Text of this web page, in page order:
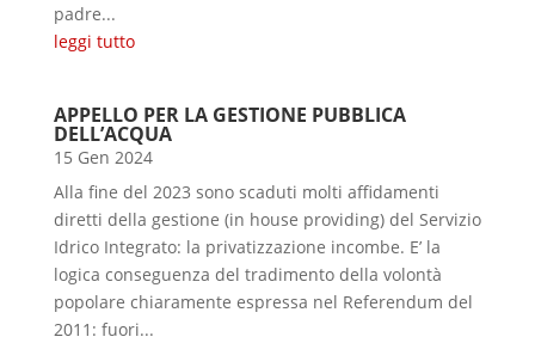
padre...
leggi tutto
APPELLO PER LA GESTIONE PUBBLICA
DELL’ACQUA
15 Gen 2024
Alla fine del 2023 sono scaduti molti affidamenti
diretti della gestione (in house providing) del Servizio
Idrico Integrato: la privatizzazione incombe. E’ la
logica conseguenza del tradimento della volontà
popolare chiaramente espressa nel Referendum del
2011: fuori...